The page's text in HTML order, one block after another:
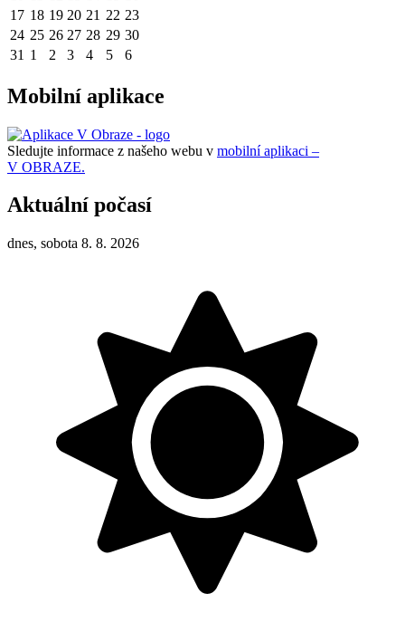
17 18 19 20 21 22 23
24 25 26 27 28 29 30
31 1 2 3 4 5 6
Mobilní aplikace
Sledujte informace z našeho webu v mobilní aplikaci –
V OBRAZE.
Aktuální počasí
dnes, sobota 8. 8. 2026